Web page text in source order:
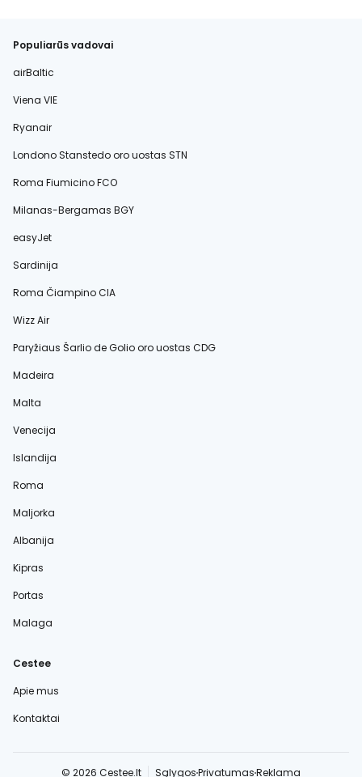
Populiarūs vadovai
airBaltic
Viena VIE
Ryanair
Londono Stanstedo oro uostas STN
Roma Fiumicino FCO
Milanas-Bergamas BGY
easyJet
Sardinija
Roma Čiampino CIA
Wizz Air
Paryžiaus Šarlio de Golio oro uostas CDG
Madeira
Malta
Venecija
Islandija
Roma
Maljorka
Albanija
Kipras
Portas
Malaga
Cestee
Apie mus
Kontaktai
© 2026 Cestee.lt SąlygosPrivatumasReklama